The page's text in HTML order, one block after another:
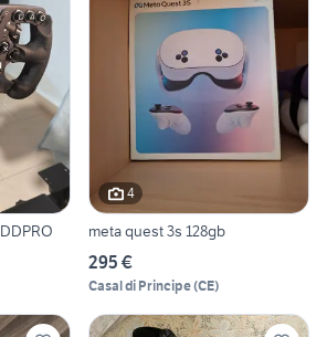
4
meta quest 3s 128gb
295 €
Casal di Principe(CE)